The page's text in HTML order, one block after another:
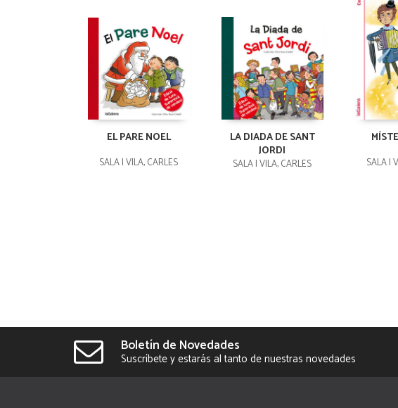
EL PARE NOEL
SALA I VILA, CARLES
LA DIADA DE SANT
JORDI
SALA I VILA, CARLES SALA I
Boletín de Novedades
Suscríbete y estarás al tanto de nuestras novedades